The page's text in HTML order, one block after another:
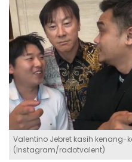
Valentino Jebret kasih kenang-
(Instagram/radotvalent)